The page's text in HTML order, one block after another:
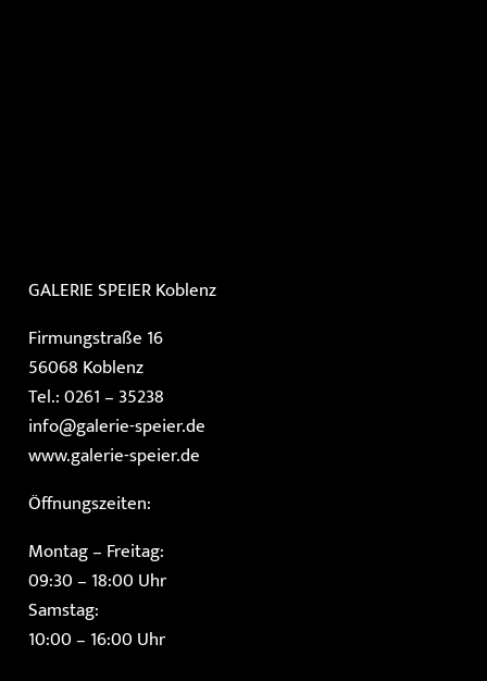
GALERIE SPEIERKoblenz
Firmungstraße 16
56068 Koblenz
Tel.: 0261 – 35238
info@galerie-speier.de
www.galerie-speier.de
Öffnungszeiten:
Montag – Freitag:
09:30 – 18:00 Uhr
Samstag:
10:00 – 16:00 Uhr